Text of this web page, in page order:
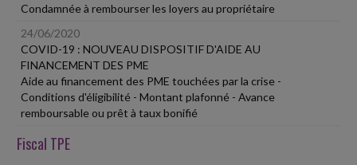
Condamnée à rembourser les loyers au propriétaire
24/06/2020
COVID-19 : NOUVEAU DISPOSITIF D'AIDE AU
FINANCEMENT DES PME
Aide au financement des PME touchées par la crise -
Conditions d'éligibilité - Montant plafonné - Avance
remboursable ou prêt à taux bonifié
Fiscal TPE